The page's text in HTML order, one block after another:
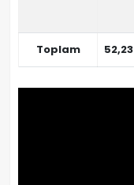
Toplam 52,23